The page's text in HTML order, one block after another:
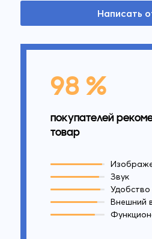
Написать
98 %
покупателей
товар
Звук
Внешний